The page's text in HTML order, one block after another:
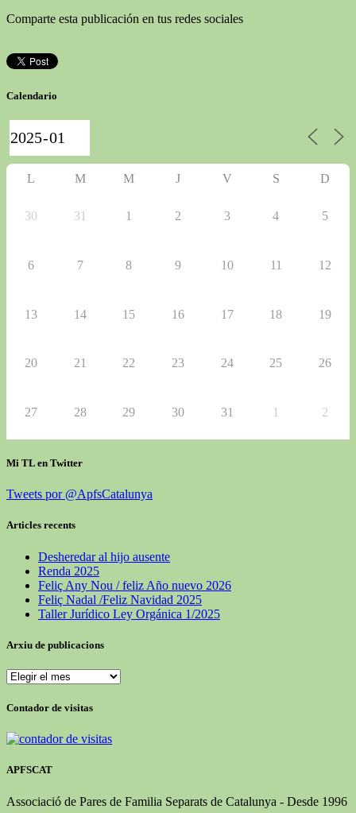
Comparte esta publicación en tus redes sociales
Calendario
L M M J V S D
30 31 1 2 3 4 5
6 7 8 9 10 11 12
13 14 15 16 17 18 19
20 21 22 23 24 25 26
27 28 29 30 31 1 2
Mi TL en Twitter
Tweets por @ApfsCatalunya
Articles recents
Desheredar al hijo ausente
Renda 2025
Feliç Any Nou / feliz Año nuevo 2026
Feliç Nadal /Feliz Navidad 2025
Taller Jurídico Ley Orgánica 1/2025
Arxiu de publicacions
Arxiu
publicacions
Contador de visitas
APFSCAT
Associació de Pares de Familia Separats de Catalunya - Desde 1996